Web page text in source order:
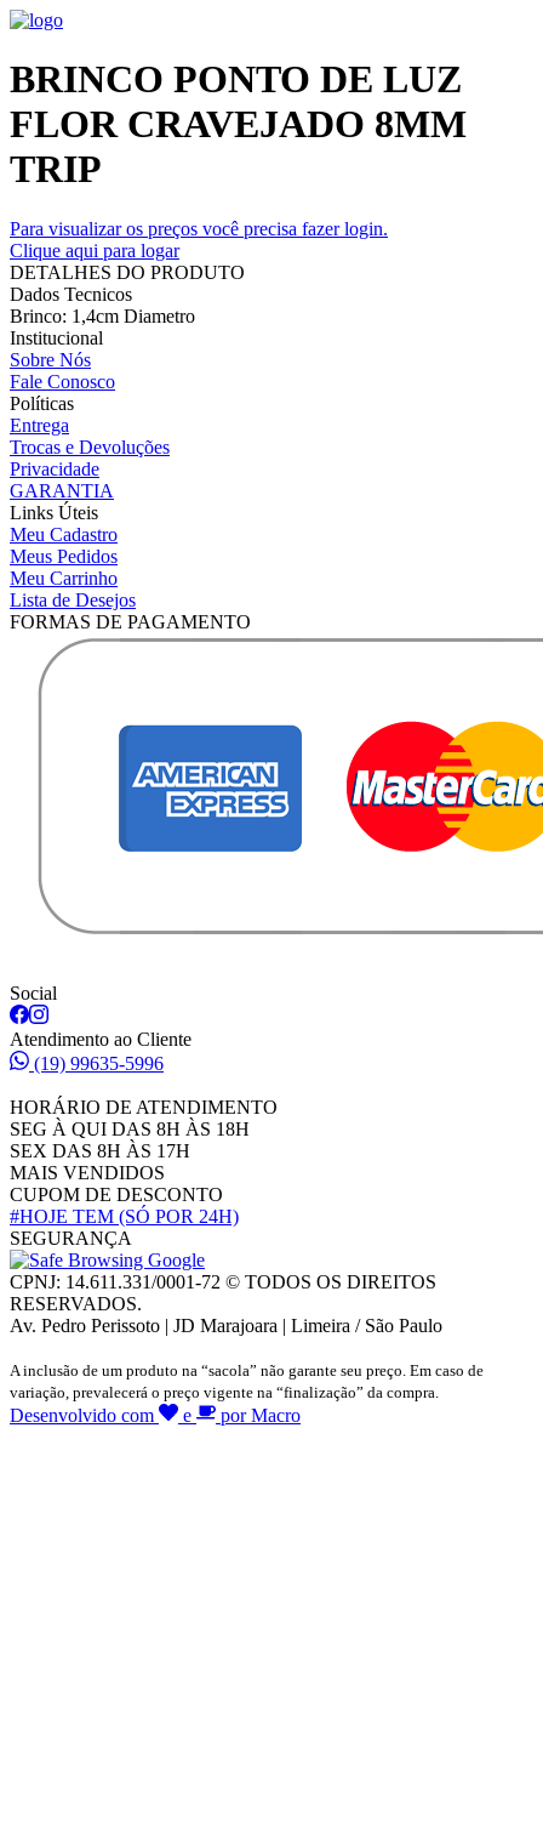
BRINCO PONTO DE LUZ
FLOR CRAVEJADO 8MM
TRIP
Para visualizar os preços você precisa fazer login.
Clique aqui para logar
DETALHES DO PRODUTO
Dados Tecnicos
Brinco: 1,4cm Diametro
Institucional
Sobre Nós
Fale Conosco
Políticas
Entrega
Trocas e Devoluções
Privacidade
GARANTIA
Links Úteis
Meu Cadastro
Meus Pedidos
Meu Carrinho
Lista de Desejos
FORMAS DE PAGAMENTO
Social
Atendimento ao Cliente
(19) 99635-5996
HORÁRIO DE ATENDIMENTO
SEG À QUI DAS 8H ÀS 18H
SEX DAS 8H ÀS 17H
MAIS VENDIDOS
CUPOM DE DESCONTO
#HOJE TEM (SÓ POR 24H)
SEGURANÇA
CPNJ: 14.611.331/0001-72 © TODOS OS DIREITOS
RESERVADOS.
Av. Pedro Perissoto | JD Marajoara | Limeira / São Paulo
A inclusão de um produto na “sacola” não garante seu preço. Em caso de
variação, prevalecerá o preço vigente na “finalização” da compra.
Desenvolvido com e por Macro